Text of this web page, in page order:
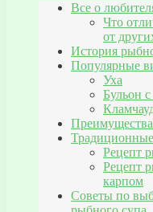
Все о
Что
от
История
Популярные
Уха
Бульон
Преимущества
Рецепт
Рецепт
карпом
Советы по